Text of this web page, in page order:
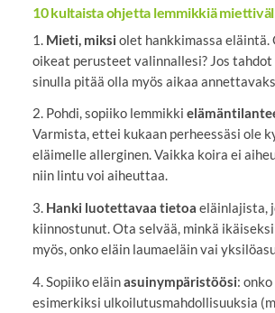
10 kultaista ohjetta lemmikkiä
1. Mieti, miksi olet hankkimassa eläintä.
oikeat perusteet valinnallesi? Jos tahdot
sinulla pitää olla myös aikaa
2. Pohdi, sopiiko lemmikki
Varmista, ettei kukaan perheessäsi ole
eläimelle allerginen. Vaikka koira ei
niin lintu voi aiheuttaa.
3. Hanki luotettavaa tietoa eläinlajista,
kiinnostunut. Ota selvää, minkä
myös, onko eläin laumaeläin vai
4. Sopiiko eläinasuinympäristöösi:
esimerkiksi ulkoilutusmahdollisuuksia